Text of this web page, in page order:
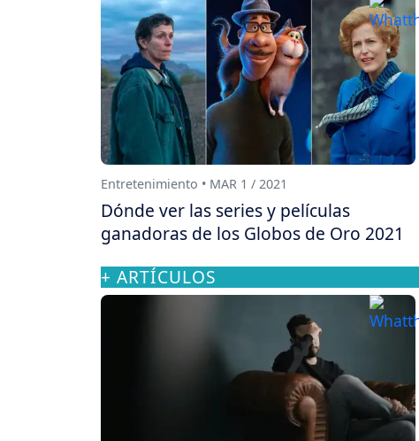
Entretenimiento • MAR 1 / 2021
Dónde ver las series y películas
ganadoras de los Globos de Oro 2021
+ ARTÍCULOS